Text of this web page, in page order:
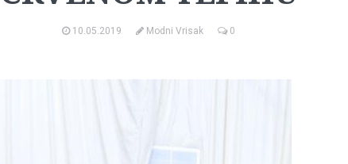
10.05.2019 Modni Vrisak 0